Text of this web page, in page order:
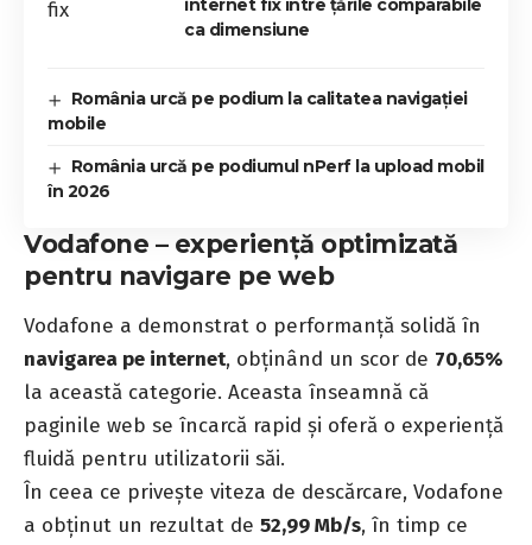
internet fix între țările comparabile
ca dimensiune
România urcă pe podium la calitatea navigației
mobile
România urcă pe podiumul nPerf la upload mobil
în 2026
Vodafone – experiență optimizată
pentru navigare pe web
Vodafone a demonstrat o performanță solidă în
navigarea pe internet, obținând un scor de 70,65%
la această categorie. Aceasta înseamnă că
paginile web se încarcă rapid și oferă o experiență
fluidă pentru utilizatorii săi.
În ceea ce privește viteza de descărcare, Vodafone
a obținut un rezultat de 52,99 Mb/s, în timp ce